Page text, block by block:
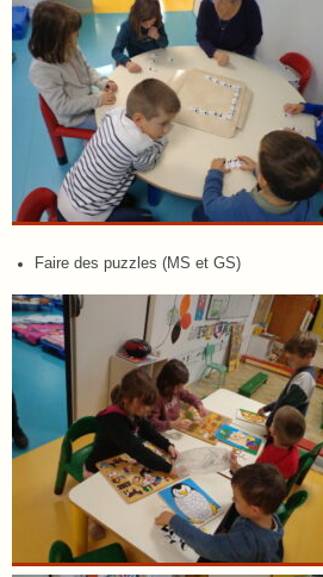
Faire des puzzles (MS et GS)